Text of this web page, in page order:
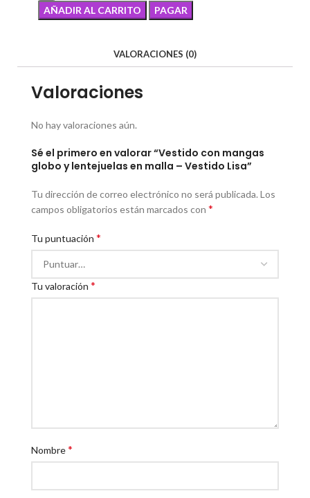
AÑADIR AL CARRITO PAGAR
VALORACIONES (0)
Valoraciones
No hay valoraciones aún.
Sé el primero en valorar “Vestido con mangas
globo y lentejuelas en malla – Vestido Lisa”
Tu dirección de correo electrónico no será publicada. Los
campos obligatorios están marcados con *
Tu puntuación *
Tu valoración *
Nombre*